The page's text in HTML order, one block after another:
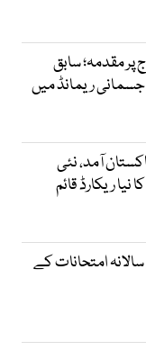
مقدمہ؛ سابق
ریمانڈ میں
آمد، نئی
ریکارڈ قائم
امتحانات کے